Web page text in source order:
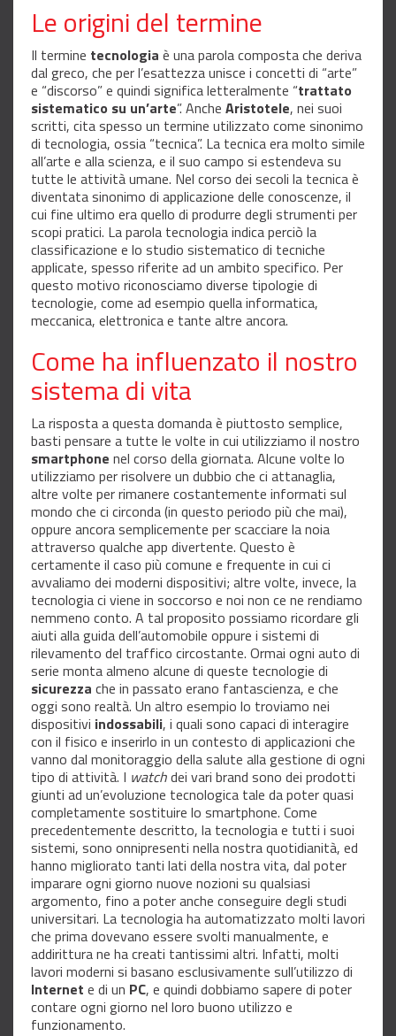
Le origini del termine
Il termine tecnologia è una parola composta che deriva
dal greco, che per l’esattezza unisce i concetti di “arte”
e “discorso” e quindi significa letteralmente “trattato
sistematico su un’arte”. Anche Aristotele, nei suoi
scritti, cita spesso un termine utilizzato come sinonimo
di tecnologia, ossia “tecnica”. La tecnica era molto simile
all’arte e alla scienza, e il suo campo si estendeva su
tutte le attività umane. Nel corso dei secoli la tecnica è
diventata sinonimo di applicazione delle conoscenze, il
cui fine ultimo era quello di produrre degli strumenti per
scopi pratici. La parola tecnologia indica perciò la
classificazione e lo studio sistematico di tecniche
applicate, spesso riferite ad un ambito specifico. Per
questo motivo riconosciamo diverse tipologie di
tecnologie, come ad esempio quella informatica,
meccanica, elettronica e tante altre ancora.
Come ha influenzato il nostro
sistema di vita
La risposta a questa domanda è piuttosto semplice,
basti pensare a tutte le volte in cui utilizziamo il nostro
smartphone nel corso della giornata. Alcune volte lo
utilizziamo per risolvere un dubbio che ci attanaglia,
altre volte per rimanere costantemente informati sul
mondo che ci circonda (in questo periodo più che mai),
oppure ancora semplicemente per scacciare la noia
attraverso qualche app divertente. Questo è
certamente il caso più comune e frequente in cui ci
avvaliamo dei moderni dispositivi; altre volte, invece, la
tecnologia ci viene in soccorso e noi non ce ne rendiamo
nemmeno conto. A tal proposito possiamo ricordare gli
aiuti alla guida dell’automobile oppure i sistemi di
rilevamento del traffico circostante. Ormai ogni auto di
serie monta almeno alcune di queste tecnologie di
sicurezza che in passato erano fantascienza, e che
oggi sono realtà. Un altro esempio lo troviamo nei
dispositivi indossabili, i quali sono capaci di interagire
con il fisico e inserirlo in un contesto di applicazioni che
vanno dal monitoraggio della salute alla gestione di ogni
tipo di attività. I watchdei vari brand sono dei prodotti
giunti ad un’evoluzione tecnologica tale da poter quasi
completamente sostituire lo smartphone. Come
precedentemente descritto, la tecnologia e tutti i suoi
sistemi, sono onnipresenti nella nostra quotidianità, ed
hanno migliorato tanti lati della nostra vita, dal poter
imparare ogni giorno nuove nozioni su qualsiasi
argomento, fino a poter anche conseguire degli studi
universitari. La tecnologia ha automatizzato molti lavori
che prima dovevano essere svolti manualmente, e
addirittura ne ha creati tantissimi altri. Infatti, molti
lavori moderni si basano esclusivamente sull’utilizzo di
Internet e di un PC, e quindi dobbiamo sapere di poter
contare ogni giorno nel loro buono utilizzo e
funzionamento.